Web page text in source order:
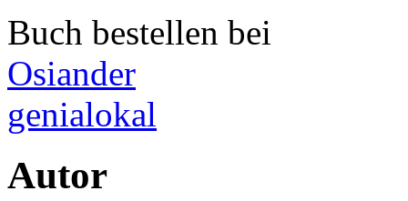
Buch bestellen bei
Osiander
genialokal
Autor